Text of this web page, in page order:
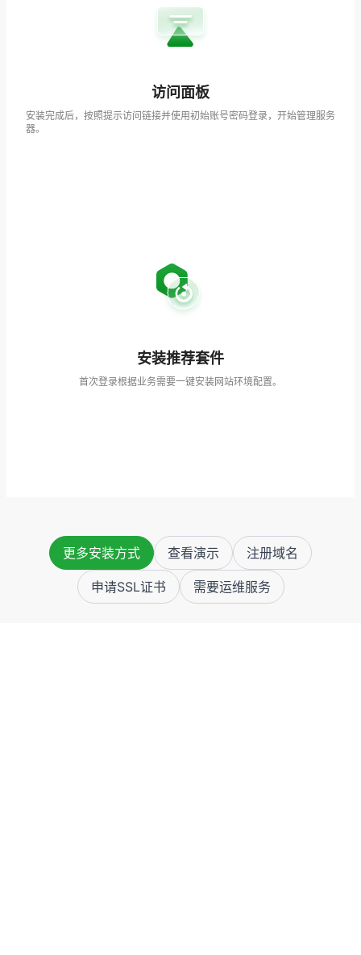
访问面板
安装完成后，按照提示访问链接并使用初始账号密码登录，开始管理服务
器。
安装推荐套件
首次登录根据业务需要一键安装网站环境配置。
更多安装方式 查看演示 注册域名
申请SSL证书 需要运维服务